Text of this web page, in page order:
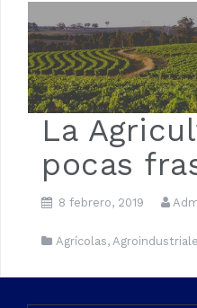
La
pocas
8 febrero, 2019
Agrícolas,